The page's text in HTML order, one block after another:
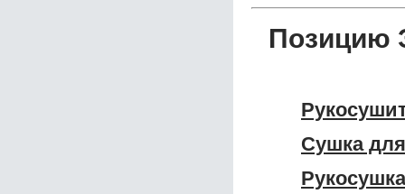
Позицию
Сушка